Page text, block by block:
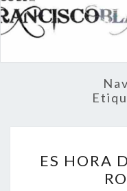
ES HORA